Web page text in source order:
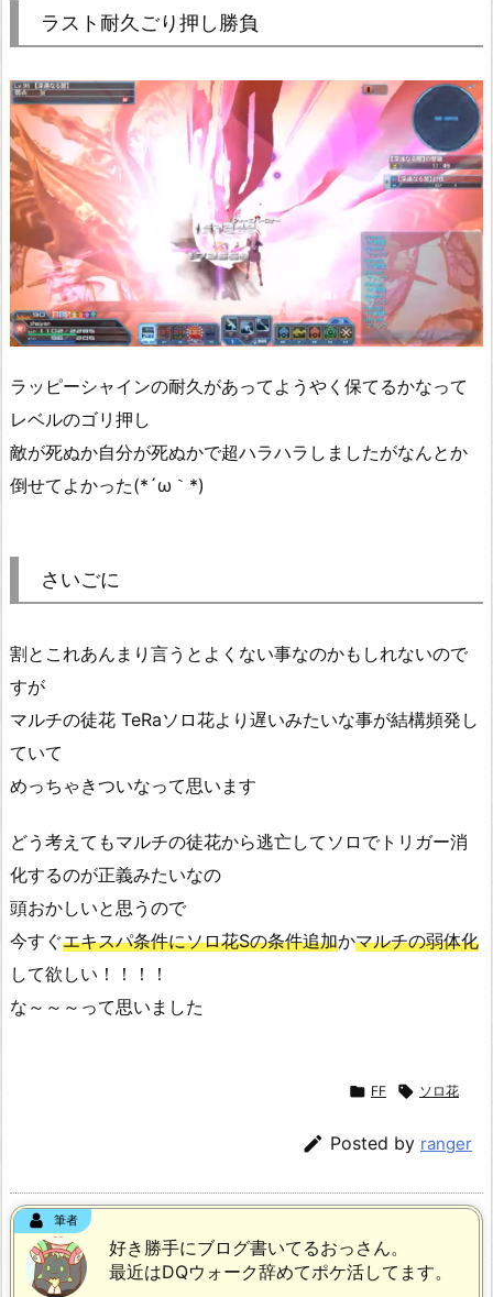
ラスト耐久ごり押し勝負
ラッピーシャインの耐久があってようやく保てるかなって
レベルのゴリ押し
敵が死ぬか自分が死ぬかで超ハラハラしましたがなんとか
倒せてよかった(*´ω｀*)
さいごに
割とこれあんまり言うとよくない事なのかもしれないので
すが
マルチの徒花 TeRaソロ花より遅いみたいな事が結構頻発し
ていて
めっちゃきついなって思います
どう考えてもマルチの徒花から逃亡してソロでトリガー消
化するのが正義みたいなの
頭おかしいと思うので
今すぐエキスパ条件にソロ花Sの条件追加かマルチの弱体化
して欲しい！！！！
な～～～って思いました
 FF  ソロ花
 Posted by ranger
筆者
好き勝手にブログ書いてるおっさん。
最近はDQウォーク辞めてポケ活してます。